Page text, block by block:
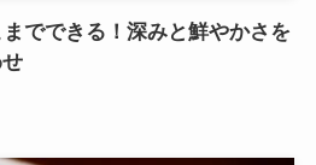
でできる！深みと鮮やかさを